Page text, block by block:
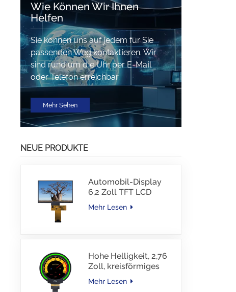
Wie Können Wir Ihnen
Helfen
Sie können uns auf jedem für Sie
passenden Weg kontaktieren. Wir
sind rund um die Uhr per E-Mail
oder Telefon erreichbar.
Mehr Sehen
NEUE PRODUKTE
Automobil-Display
6,2 Zoll TFT LCD
1024*600 IPS TFT-
Schnittstellentreiber-
Mehr Lesen
Hohe Helligkeit, 2,76
Zoll, kreisförmiges
TFT-Display, 480 x
480 Auflösung, 1000
Mehr Lesen